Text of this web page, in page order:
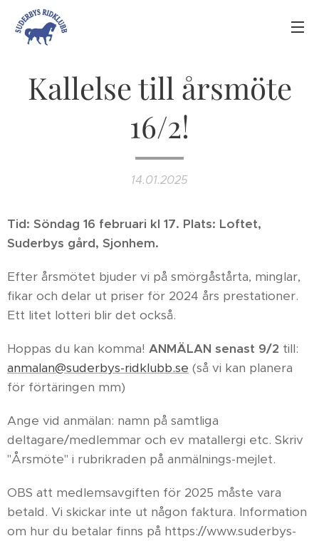
Kallelse till årsmöte
16/2!
14.01.2025
Tid: Söndag 16 februari kl 17. Plats: Loftet,
Suderbys gård, Sjonhem.
Efter årsmötet bjuder vi på smörgåstårta, minglar,
fikar och delar ut priser för 2024 års prestationer.
Ett litet lotteri blir det också.
Hoppas du kan komma! ANMÄLAN senast 9/2 till:
anmalan@suderbys-ridklubb.se (så vi kan planera
för förtäringen mm)
Ange vid anmälan: namn på samtliga
deltagare/medlemmar och ev matallergi etc. Skriv
"Årsmöte" i rubrikraden på anmälnings-mejlet.
OBS att medlemsavgiften för 2025 måste vara
betald. Vi skickar inte ut någon faktura. Information
om hur du betalar finns på https://www.suderbys-